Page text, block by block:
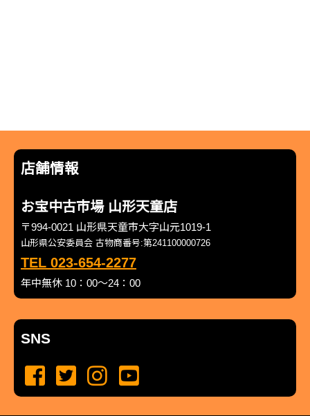
店舗情報
お宝中古市場 山形天童店
〒994-0021 山形県天童市大字山元1019-1
山形県公安委員会 古物商番号:第241100000726
TEL 023-654-2277
年中無休 10：00～24：00
SNS